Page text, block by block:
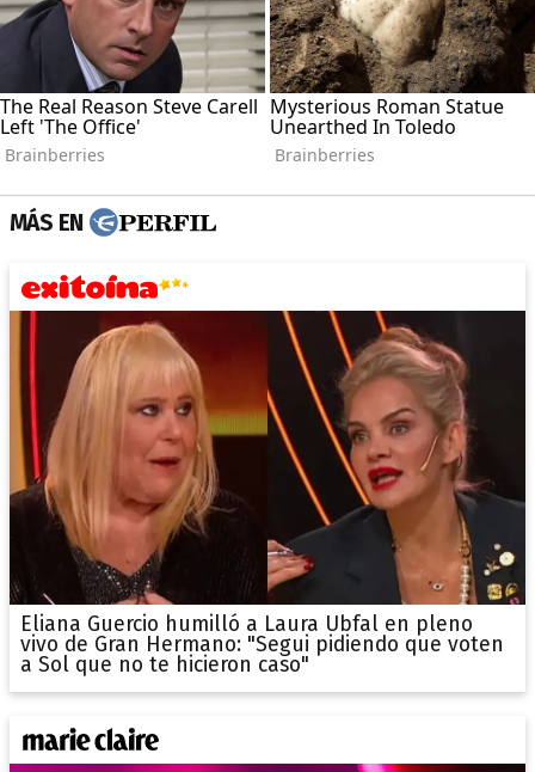
MÁS EN
Eliana Guercio humilló a Laura Ubfal en pleno
vivo de Gran Hermano: "Segui pidiendo que voten
a Sol que no te hicieron caso"